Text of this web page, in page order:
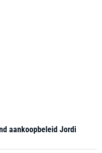
aankoopbeleid Jordi